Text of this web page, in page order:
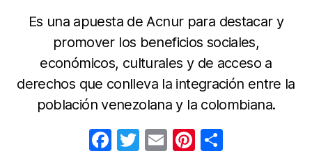
Es una apuesta de Acnur para destacar y
promover los beneficios sociales,
económicos, culturales y de acceso a
derechos que conlleva la integración entre la
población venezolana y la colombiana.
F T E Pi